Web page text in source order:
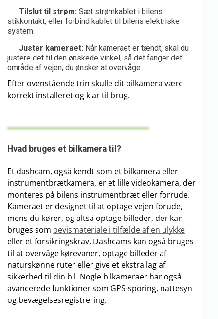
Tilslut til strøm: Sæt strømkablet i bilens
stikkontakt, eller forbind kablet til bilens elektriske
system.
Juster kameraet: Når kameraet er tændt, skal du
justere det til den ønskede vinkel, så det fanger det
område af vejen, du ønsker at overvåge.
Efter ovenstående trin skulle dit bilkamera være
korrekt installeret og klar til brug.
Hvad bruges et bilkamera til?
Et dashcam, også kendt som et bilkamera eller
instrumentbrætkamera, er et lille videokamera, der
monteres på bilens instrumentbræt eller forrude.
Kameraet er designet til at optage vejen forude,
mens du kører, og altså optage billeder, der kan
bruges som bevismateriale i tilfælde af en ulykke
eller et forsikringskrav. Dashcams kan også bruges
til at overvåge kørevaner, optage billeder af
naturskønne ruter eller give et ekstra lag af
sikkerhed til din bil. Nogle bilkameraer har også
avancerede funktioner som GPS-sporing, nattesyn
og bevægelsesregistrering.